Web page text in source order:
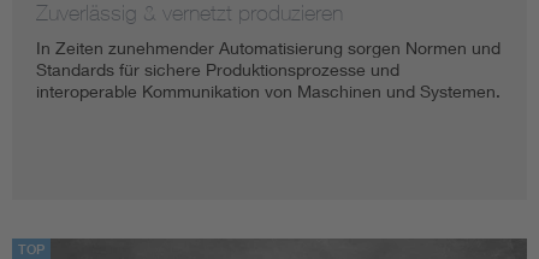
Zuverlässig & vernetzt produzieren
In Zeiten zunehmender Automatisierung sorgen Normen und
Standards für sichere Produktionsprozesse und
interoperable Kommunikation von Maschinen und Systemen.
TOP